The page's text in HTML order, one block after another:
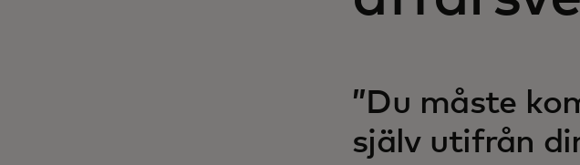
”Du måste
själv utifrån